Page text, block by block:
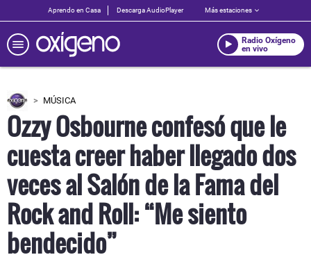
Aprendo en Casa Descarga AudioPlayer Más estaciones
Radio Oxígeno
en vivo
MÚSICA
Ozzy Osbourne confesó que le
cuesta creer haber llegado dos
veces al Salón de la Fama del
Rock and Roll: “Me siento
bendecido”